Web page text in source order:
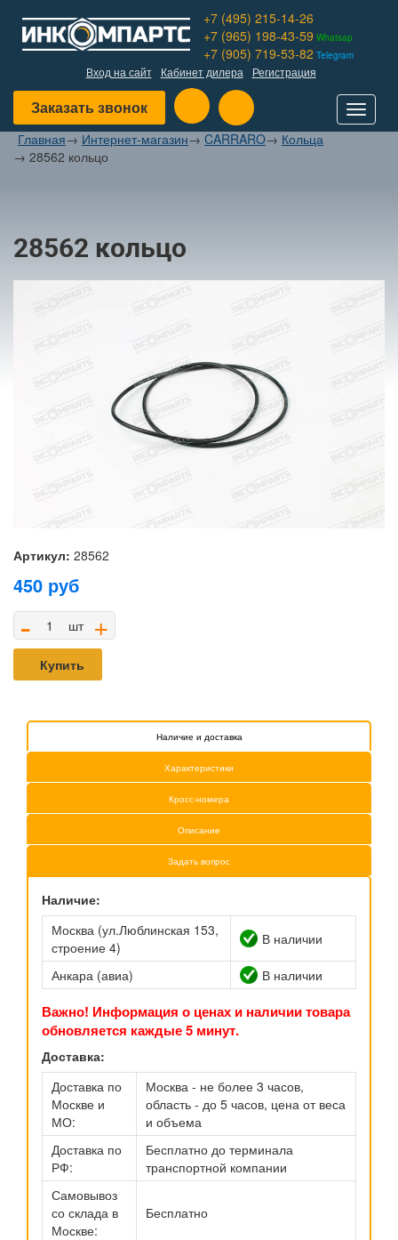
+7 (495) 215-14-26
+7 (965) 198-43-59 Whatsap
+7 (905) 719-53-82 Telegram
Вход на сайт Кабинет дилера Регистрация
Заказать звонок
Toggle
Главная→ Интернет-магазин→ CARRARO→ Кольца
→ 28562 кольцо
28562 кольцо
Артикул: 28562
450 руб
- шт +
Купить
Наличие и доставка
Характеристики
Кросс-номера
Описание
Задать вопрос
Наличие:
Москва (ул.Люблинская 153,
строение 4)
В наличии
Анкара (авиа) В наличии
Важно! Информация о ценах и наличии товара
обновляется каждые 5 минут.
Доставка:
Доставка по
Москве и
МО:
Москва - не более 3 часов,
область - до 5 часов, цена от веса
и объема
Доставка по
РФ:
Бесплатно до терминала
транспортной компании
Самовывоз
со склада в
Москве:
Бесплатно